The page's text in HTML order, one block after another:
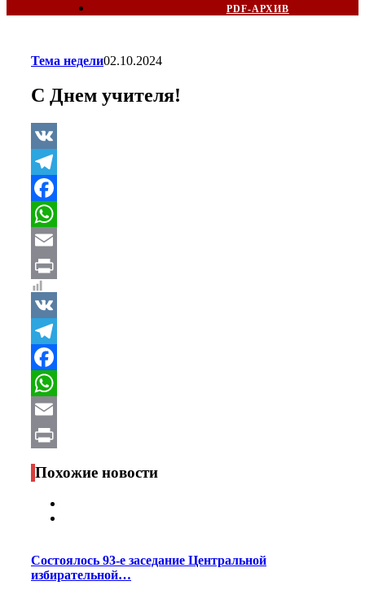
PDF-АРХИВ
Тема недели02.10.2024
С Днем учителя!
VK
Telegram
Facebook
WhatsApp
Email
Print
VK
Telegram
Facebook
WhatsApp
Email
Print
Похожие новости
Состоялось 93-е заседание Центральной
избирательной…